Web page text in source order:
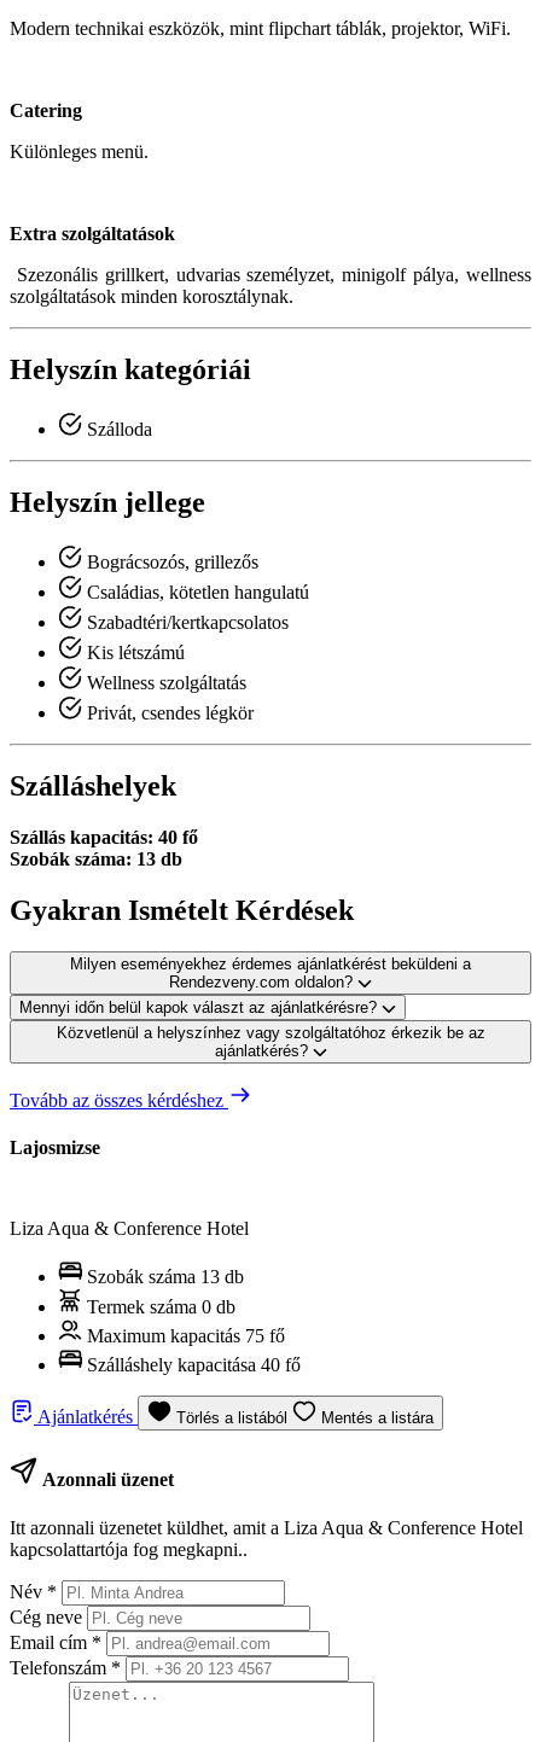
Modern technikai eszközök, mint flipchart táblák, projektor, WiFi.
Catering
Különleges menü.
Extra szolgáltatások
Szezonális grillkert, udvarias személyzet, minigolf pálya, wellness
szolgáltatások minden korosztálynak.
Helyszín kategóriái
Szálloda
Helyszín jellege
Bográcsozós, grillezős
Családias, kötetlen hangulatú
Szabadtéri/kertkapcsolatos
Kis létszámú
Wellness szolgáltatás
Privát, csendes légkör
Szálláshelyek
Szállás kapacitás: 40 fő
Szobák száma: 13 db
Gyakran Ismételt Kérdések
Milyen eseményekhez érdemes ajánlatkérést beküldeni a
Rendezveny.com oldalon?
Mennyi időn belül kapok választ az ajánlatkérésre?
Közvetlenül a helyszínhez vagy szolgáltatóhoz érkezik be az
ajánlatkérés?
Tovább az összes kérdéshez
Lajosmizse
Liza Aqua & Conference Hotel
Szobák száma 13 db
Termek száma 0 db
Maximum kapacitás 75 fő
Szálláshely kapacitása 40 fő
Ajánlatkérés Törlés a listából Mentés a listára
Azonnali üzenet
Itt azonnali üzenetet küldhet, amit a Liza Aqua & Conference Hotel
kapcsolattartója fog megkapni..
Név *
Cég neve
Email cím *
Telefonszám *